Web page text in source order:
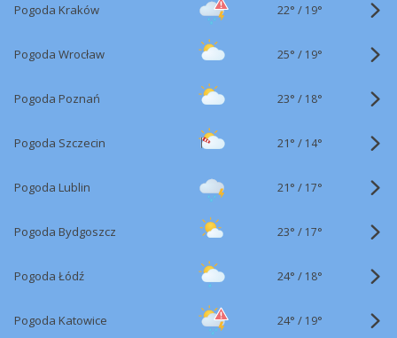
Pogoda Kraków 22° / 19°
Pogoda Wrocław 25° / 19°
Pogoda Poznań 23° / 18°
Pogoda Szczecin 21° / 14°
Pogoda Lublin 21° / 17°
Pogoda Bydgoszcz 23° / 17°
Pogoda Łódź 24° / 18°
Pogoda Katowice 24° / 19°